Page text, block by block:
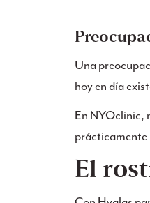
Una
hoy en día
En NYOclinic,
prácticamente
El